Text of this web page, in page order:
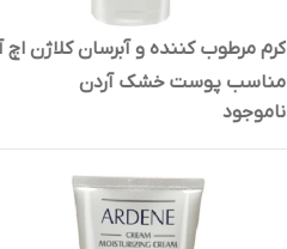
کرم مرطوب کننده و آبرسان کلاژن اچ
مناسب پوست خشک آردن
ناموجود